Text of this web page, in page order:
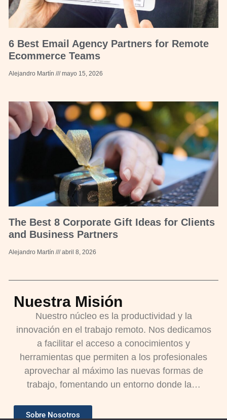
6 Best Email Agency Partners for Remote
Ecommerce Teams
Alejandro Martín mayo 15, 2026
The Best 8 Corporate Gift Ideas for Clients
and Business Partners
Alejandro Martín abril 8, 2026
Nuestra Misión
Nuestro núcleo es la productividad y la
innovación en el trabajo remoto. Nos dedicamos
a facilitar el acceso a conocimientos y
herramientas que permiten a los profesionales
aprovechar al máximo las nuevas formas de
trabajo, fomentando un entorno donde la…
Sobre Nosotros